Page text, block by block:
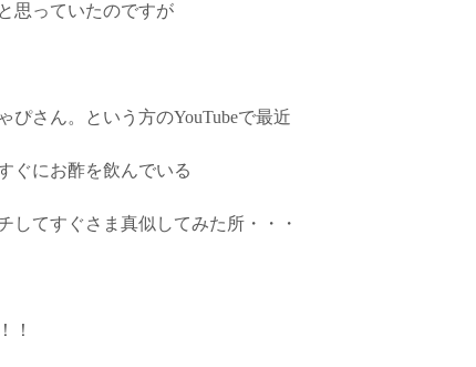
思っていたのですが
ぴさん。という方のYouTubeで最近
ぐにお酢を飲んでいる
してすぐさま真似してみた所・・・
！